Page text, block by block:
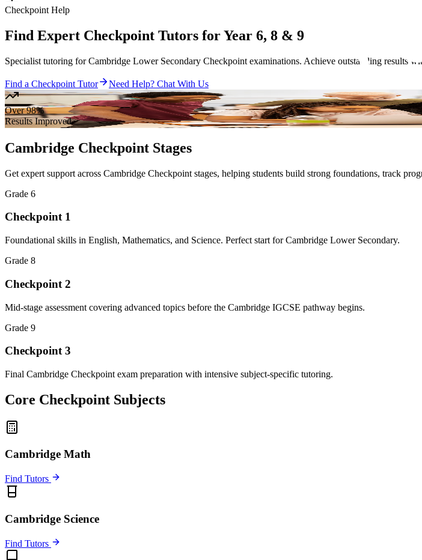
Checkpoint Help
Find Expert Checkpoint Tutors for Year 6, 8 & 9
Specialist tutoring for Cambridge Lower Secondary Checkpoint examinations. Achieve outstanding results
Find a Checkpoint Tutor Need Help? Chat With Us
Over 98%
Results Improved
Cambridge Checkpoint Stages
Get expert support across Cambridge Checkpoint stages, helping students build strong foundations, track
Grade 6
Checkpoint 1
Foundational skills in English, Mathematics, and Science. Perfect start for Cambridge Lower Secondary.
Grade 8
Checkpoint 2
Mid-stage assessment covering advanced topics before the Cambridge IGCSE pathway begins.
Grade 9
Checkpoint 3
Final Cambridge Checkpoint exam preparation with intensive subject-specific tutoring.
Core Checkpoint Subjects
Cambridge Math
Find Tutors
Cambridge Science
Find Tutors